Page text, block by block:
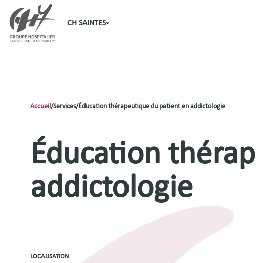
CH SAINTES
Accueil /Services/Éducation thérapeutique du patient en addictologie
Éducation
addictologie
LOCALISATION